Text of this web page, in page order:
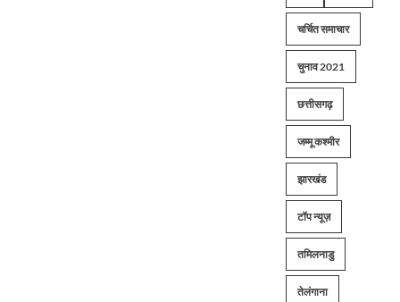
चर्चित समाचार
चुनाव 2021
छत्तीसगढ़
जम्मू कश्मीर
झारखंड
टॉप न्यूज़
तमिलनाडु
तेलंगाना